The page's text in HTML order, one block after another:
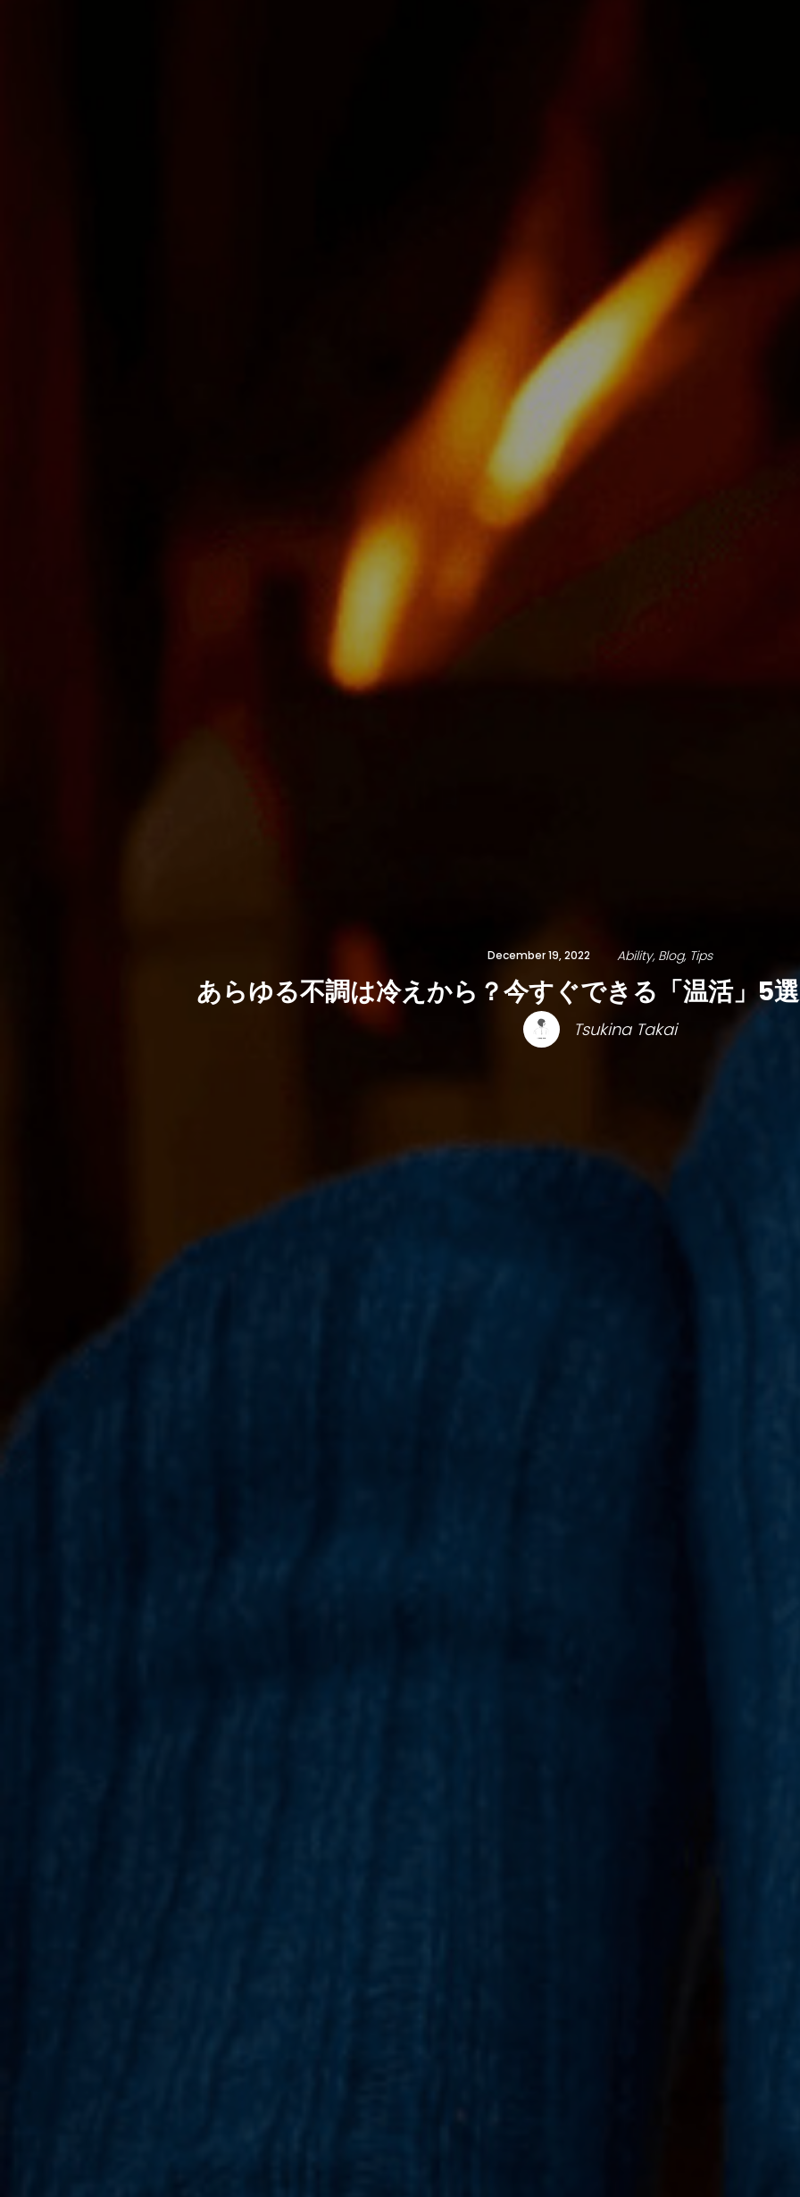
December 19, 2022 Ability Blog Tips
あらゆる不調は冷えから？今すぐできる「温活」5
Tsukina Takai